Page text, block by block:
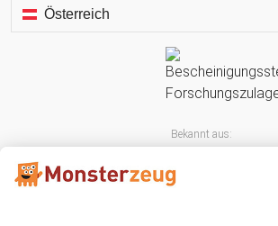
Österreich
Bekannt aus: